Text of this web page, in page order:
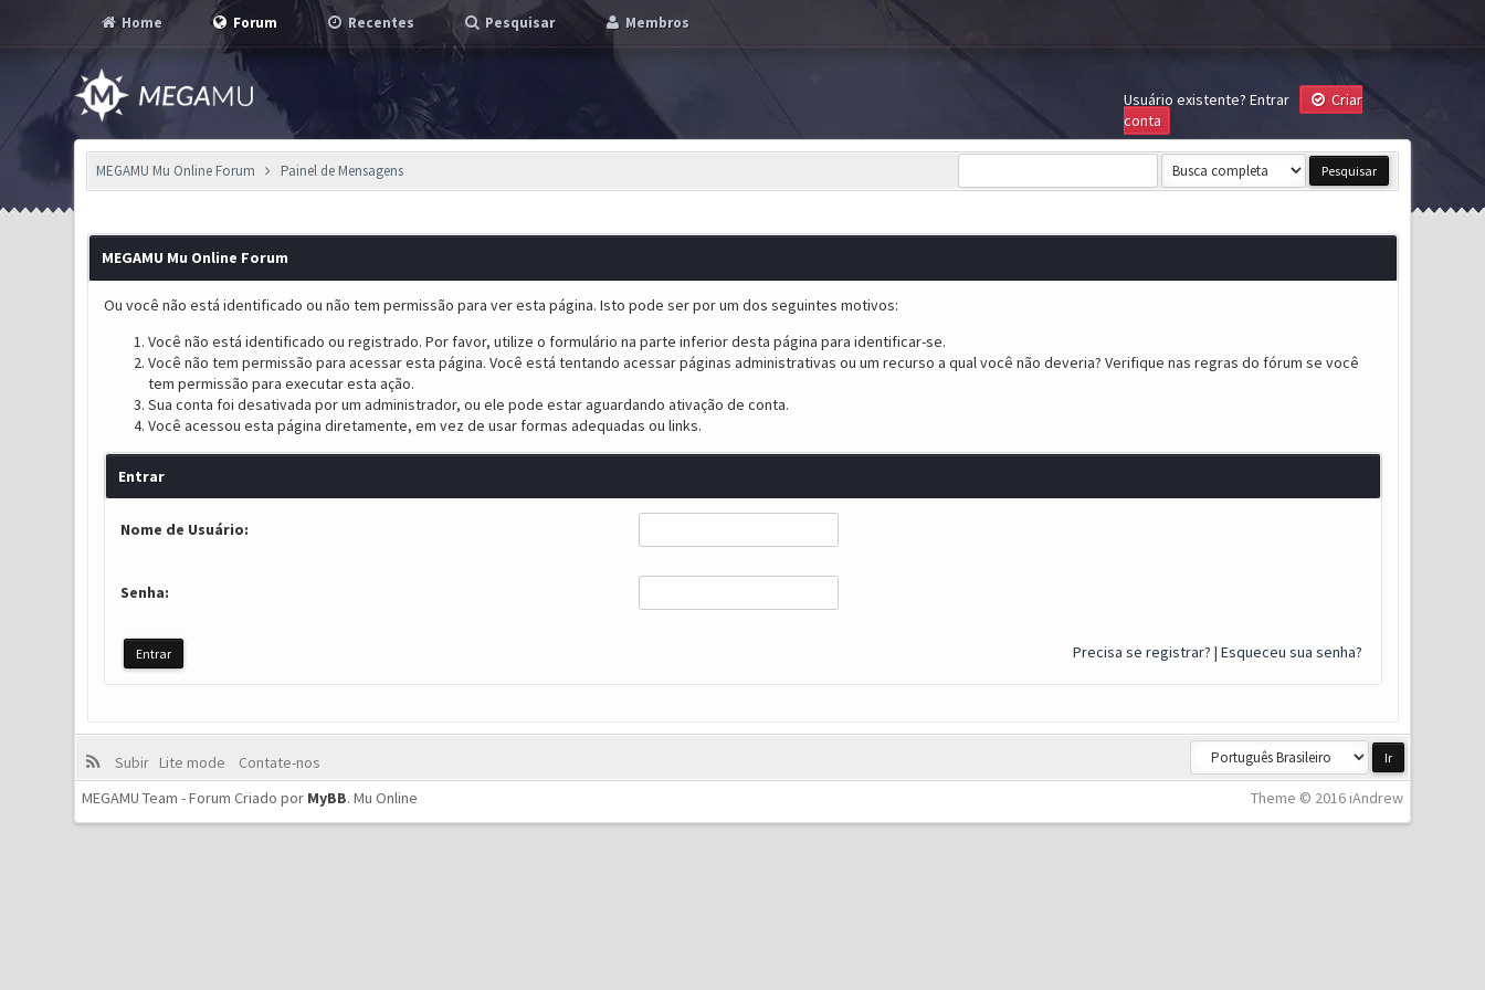
Home Forum Recentes Pesquisar Membros
Usuário existente? Entrar
Criar
conta
MEGAMU Mu Online Forum Painel de Mensagens
MEGAMU Mu Online Forum
Ou você não está identificado ou não tem permissão para ver esta página. Isto pode ser por um dos seguintes motivos:
Você não está identificado ou registrado. Por favor, utilize o formulário na parte inferior desta página para identificar-se.
Você não tem permissão para acessar esta página. Você está tentando acessar páginas administrativas ou um recurso a qual você não deveria? Verifique nas regras do fórum se você
tem permissão para executar esta ação.
Sua conta foi desativada por um administrador, ou ele pode estar aguardando ativação de conta.
Você acessou esta página diretamente, em vez de usar formas adequadas ou links.
Entrar
Nome de Usuário:
Senha:
Precisa se registrar? | Esqueceu sua senha?
Subir Lite mode
Contate-nos
Theme © 2016 iAndrew
MEGAMU Team - Forum Criado por MyBB.Mu Online